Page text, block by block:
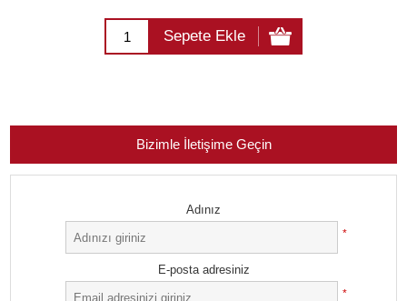
Sepete Ekle
Bizimle İletişime Geçin
Adınız
*
E-posta adresiniz
*